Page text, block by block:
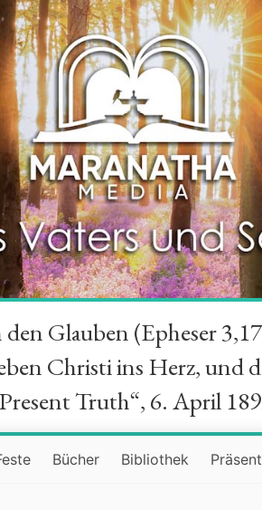
Glauben (Epheser
Christi ins Herz, und
Truth“, 6. April
Bücher Bibliothek